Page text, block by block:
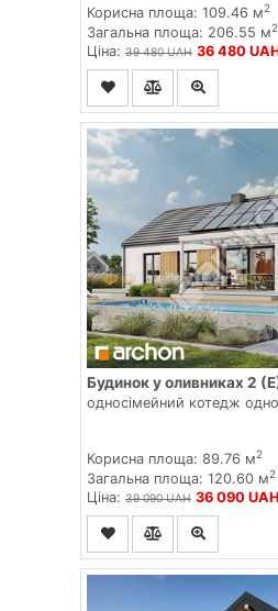
Корисна площа: 109.46 м2
Загальна площа: 206.55 м2
Ціна: 39 480 UAH 36 480
Будинок у оливниках 2
односімейний котедж
Корисна площа: 89.76 м2
Загальна площа: 120.60 м2
Ціна: 39 090 UAH 36 090 UAH